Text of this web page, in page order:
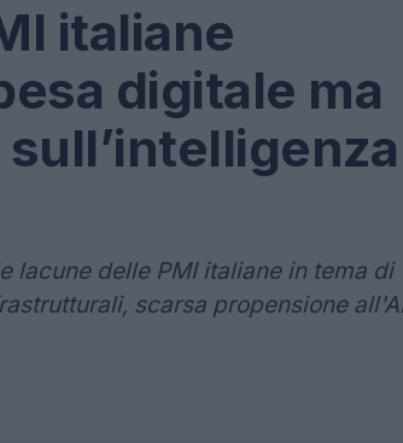
italiane
digitale ma
lacune delle PMI italiane in tema di
scarsa propensione